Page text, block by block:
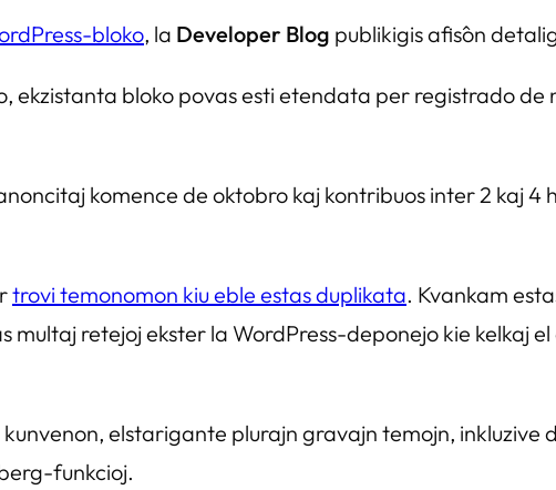
bloko, la Developer Blog publikigis afiŝon
bloko povas esti etendata per registrado de
komence de oktobro kaj kontribuos inter 2 kaj 4
trovi temonomon kiu eble estas duplikata. Kvankam
retejoj ekster la WordPress-deponejo kie kelkaj
elstarigante plurajn gravajn temojn, inkluzive
funkcioj.